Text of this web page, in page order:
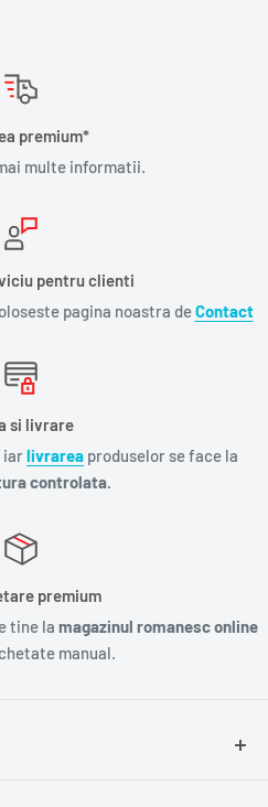
premium*
multe informatii.
pentru clienti
pagina noastra deContact
si livrare
iarlivrarea produselor se face la
controlata.
premium
tine la magazinul romanesc online
manual.